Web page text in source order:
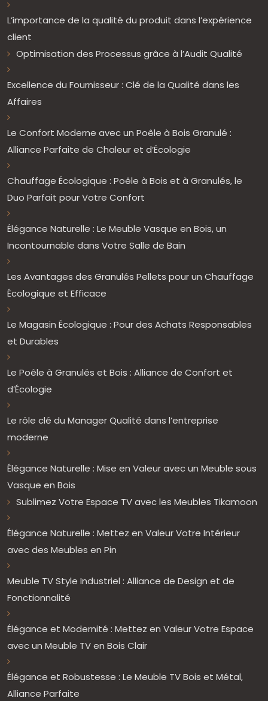
L’importance de la qualité du produit dans l’expérience
client
Optimisation des Processus grâce à l’Audit Qualité
Excellence du Fournisseur : Clé de la Qualité dans les
Affaires
Le Confort Moderne avec un Poêle à Bois Granulé :
Alliance Parfaite de Chaleur et d’Écologie
Chauffage Écologique : Poêle à Bois et à Granulés, le
Duo Parfait pour Votre Confort
Élégance Naturelle : Le Meuble Vasque en Bois, un
Incontournable dans Votre Salle de Bain
Les Avantages des Granulés Pellets pour un Chauffage
Écologique et Efficace
Le Magasin Écologique : Pour des Achats Responsables
et Durables
Le Poêle à Granulés et Bois : Alliance de Confort et
d’Écologie
Le rôle clé du Manager Qualité dans l’entreprise
moderne
Élégance Naturelle : Mise en Valeur avec un Meuble sous
Vasque en Bois
Sublimez Votre Espace TV avec les Meubles Tikamoon
Élégance Naturelle : Mettez en Valeur Votre Intérieur
avec des Meubles en Pin
Meuble TV Style Industriel : Alliance de Design et de
Fonctionnalité
Élégance et Modernité : Mettez en Valeur Votre Espace
avec un Meuble TV en Bois Clair
Élégance et Robustesse : Le Meuble TV Bois et Métal,
Alliance Parfaite